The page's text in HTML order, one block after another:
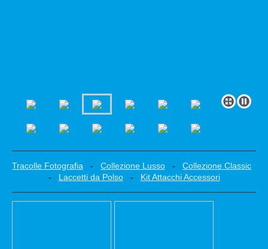
Tracolle Fotografia - Collezione Lusso - Collezione Classic
- Laccetti da Polso- Kit Attacchi Accessori